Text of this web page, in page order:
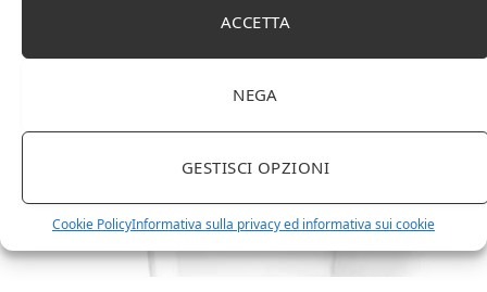
ACCETTA
NEGA
GESTISCI OPZIONI
Cookie PolicyInformativa sulla privacy ed informativa sui cookie